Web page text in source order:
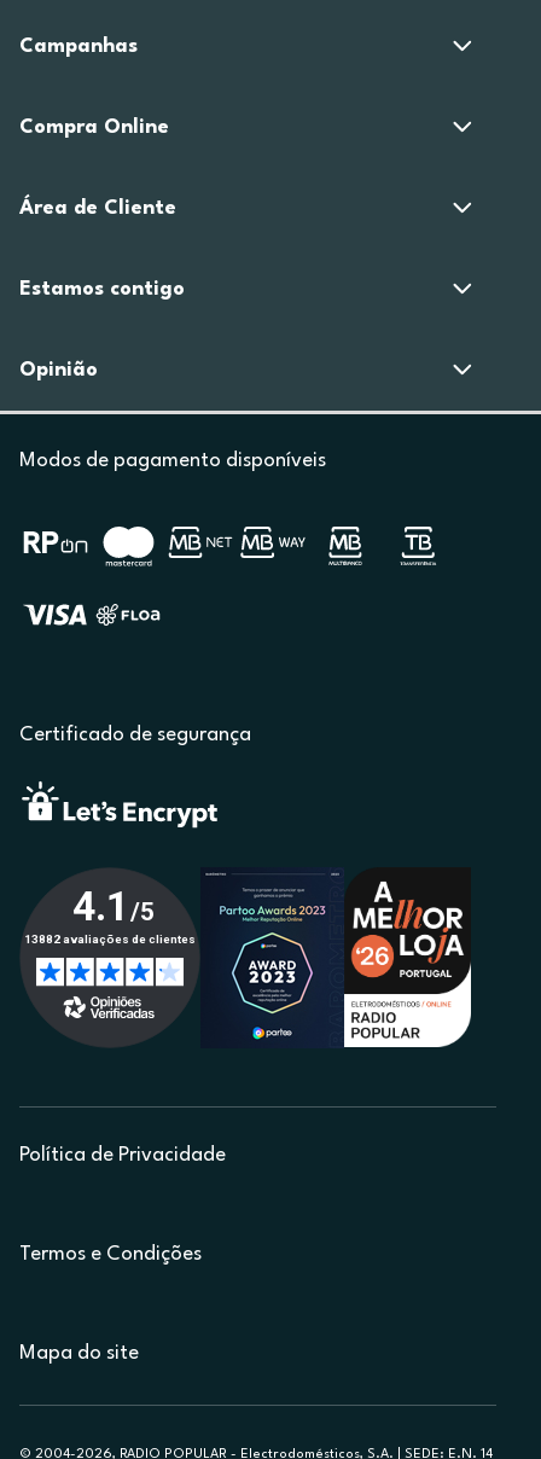
Campanhas
Compra Online
Área de Cliente
Estamos contigo
Opinião
Modos de pagamento disponíveis
Certificado de segurança
Política de Privacidade
Termos e Condições
Mapa do site
© 2004-2026, RADIO POPULAR - Electrodomésticos, S.A. | SEDE: E.N. 14